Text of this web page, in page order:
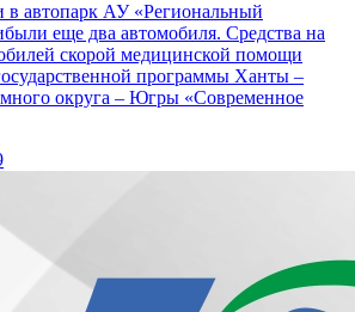
в автопарк АУ «Региональный
еще два автомобиля. Средства на
скорой медицинской помощи
программы Ханты –
округа – Югры «Современное